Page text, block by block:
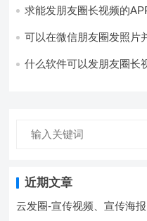
求能发朋友圈长视频的
可以在微信朋友圈发照片
什么软件可以发朋友圈长
近期文章
云发圈-宣传视频、宣传海报